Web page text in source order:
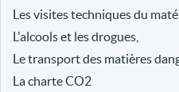
Les visites techniques du
L'alcools et les drogues,
Le transport des matières
La charte CO2